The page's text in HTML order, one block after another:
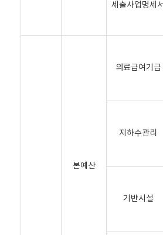
세출사업명세서
본예산
의료급여기금
지하수관리
기반시설